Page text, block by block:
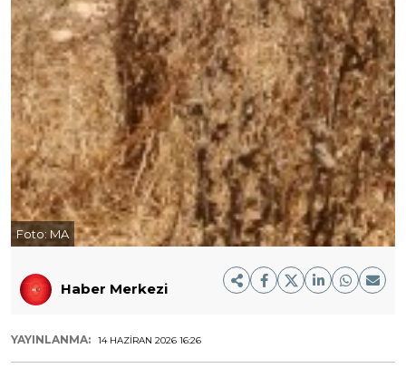
Foto: MA
Haber Merkezi
YAYINLANMA: 14 HAZIRAN 2026 16:26